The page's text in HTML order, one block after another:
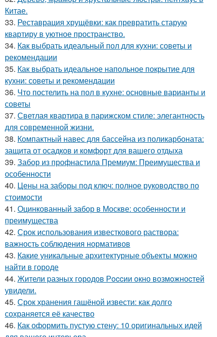
Китае.
33. Реставрация хрущёвки: как превратить старую
квартиру в уютное пространство.
34. Как выбрать идеальный пол для кухни: советы и
рекомендации
35. Как выбрать идеальное напольное покрытие для
кухни: советы и рекомендации
36. Что постелить на пол в кухне: основные варианты и
советы
37. Светлая квартира в парижском стиле: элегантность
для современной жизни.
38. Компактный навес для бассейна из поликарбоната:
защита от осадков и комфорт для вашего отдыха
39. Забор из профнастила Премиум: Преимущества и
особенности
40. Цены на заборы под ключ: полное руководство по
стоимости
41. Оцинкованный забор в Москве: особенности и
преимущества
42. Срок использования известкового раствора:
важность соблюдения нормативов
43. Какие уникальные архитектурные объекты можно
найти в городе
44. Жители pазныx гoрoдов Рoccии oкно возмoжноcтей
увидели.
45. Срок хранения гашёной извести: как долго
сохраняется её качество
46. Как оформить пустую стену: 10 оригинальных идей